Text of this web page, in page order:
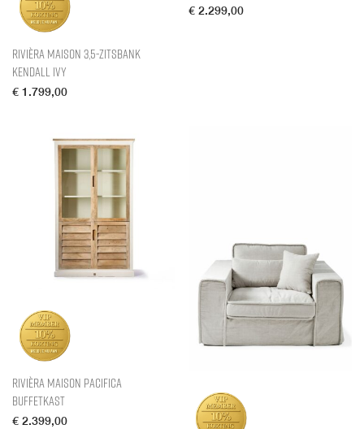
Rivièra Maison 3,5-zitsbank
Kendall Ivy
€ 1.799,00
€ 2.299,00
Rivièra Maison Pacifica
Buffetkast
€ 2.399,00